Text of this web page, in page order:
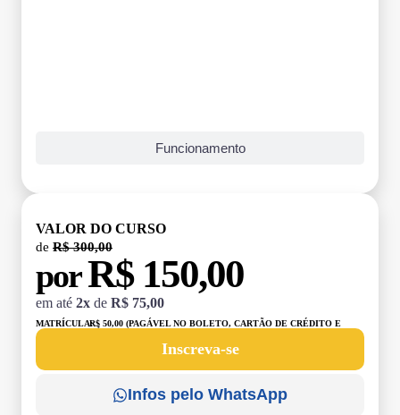
Funcionamento
VALOR DO CURSO
de R$ 300,00
porR$ 150,00
em até 2x de R$ 75,00
MATRÍCULA:R$ 50,00 (PAGÁVEL NO BOLETO, CARTÃO DE CRÉDITO E
Inscreva-se
Infos pelo WhatsApp